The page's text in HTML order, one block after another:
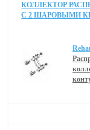
КОЛЛЕКТОР
С 2 ШАРОВЫМИ